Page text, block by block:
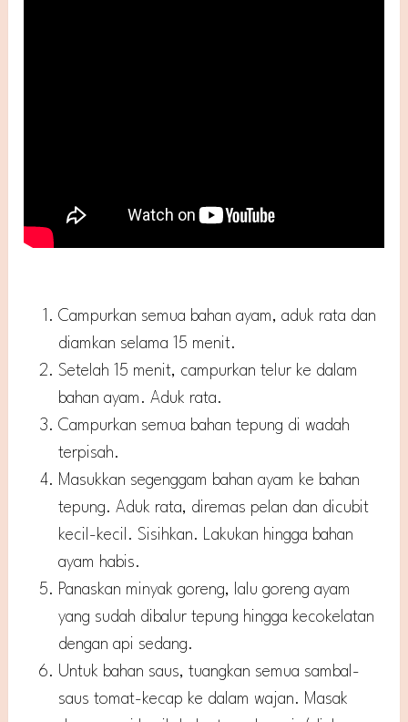
Campurkan semua bahan ayam, aduk rata dan
diamkan selama 15 menit.
Setelah 15 menit, campurkan telur ke dalam
bahan ayam. Aduk rata.
Campurkan semua bahan tepung di wadah
terpisah.
Masukkan segenggam bahan ayam ke bahan
tepung. Aduk rata, diremas pelan dan dicubit
kecil-kecil. Sisihkan. Lakukan hingga bahan
ayam habis.
Panaskan minyak goreng, lalu goreng ayam
yang sudah dibalur tepung hingga kecokelatan
dengan api sedang.
Untuk bahan saus, tuangkan semua sambal-
saus tomat-kecap ke dalam wajan. Masak